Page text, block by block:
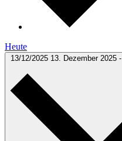
Heute
13/12/2025 13. Dezember 2025 -